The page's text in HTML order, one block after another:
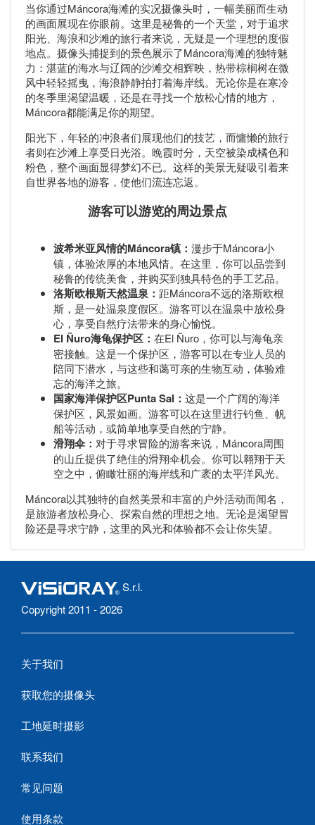
当你通过Máncora海滩的实况摄像头时，一幅美丽而生动
的画面展现在你眼前。这里是秘鲁的一个天堂，对于追求
阳光、海浪和沙滩的旅行者来说，无疑是一个理想的度假
地点。摄像头捕捉到的景色展示了Máncora海滩的独特魅
力：湛蓝的海水与辽阔的沙滩交相辉映，热带棕榈树在微
风中轻轻摇曳，海浪静静拍打着海岸线。无论你是在寒冷
的冬季里渴望温暖，还是在寻找一个放松心情的地方，
Máncora都能满足你的期望。
阳光下，年轻的冲浪者们展现他们的技艺，而慵懒的旅行
者则在沙滩上享受日光浴。晚霞时分，天空被染成橘色和
粉色，整个画面显得梦幻不已。这样的美景无疑吸引着来
自世界各地的游客，使他们流连忘返。
游客可以游览的周边景点
波希米亚风情的Máncora镇： 漫步于Máncora小
镇，体验浓厚的本地风情。在这里，你可以品尝到
秘鲁的传统美食，并购买到独具特色的手工艺品。
洛斯欧根斯天然温泉： 距Máncora不远的洛斯欧根
斯，是一处温泉度假区。游客可以在温泉中放松身
心，享受自然疗法带来的身心愉悦。
El Ñuro海龟保护区： 在El Ñuro，你可以与海龟亲
密接触。这是一个保护区，游客可以在专业人员的
陪同下潜水，与这些和蔼可亲的生物互动，体验难
忘的海洋之旅。
国家海洋保护区Punta Sal： 这是一个广阔的海洋
保护区，风景如画。游客可以在这里进行钓鱼、帆
船等活动，或简单地享受自然的宁静。
滑翔伞： 对于寻求冒险的游客来说，Máncora周围
的山丘提供了绝佳的滑翔伞机会。你可以翱翔于天
空之中，俯瞰壮丽的海岸线和广袤的太平洋风光。
Máncora以其独特的自然美景和丰富的户外活动而闻名，
是旅游者放松身心、探索自然的理想之地。无论是渴望冒
险还是寻求宁静，这里的风光和体验都不会让你失望。
S.r.l.
Copyright 2011 - 2026
关于我们
获取您的摄像头
工地延时摄影
联系我们
常见问题
使用条款